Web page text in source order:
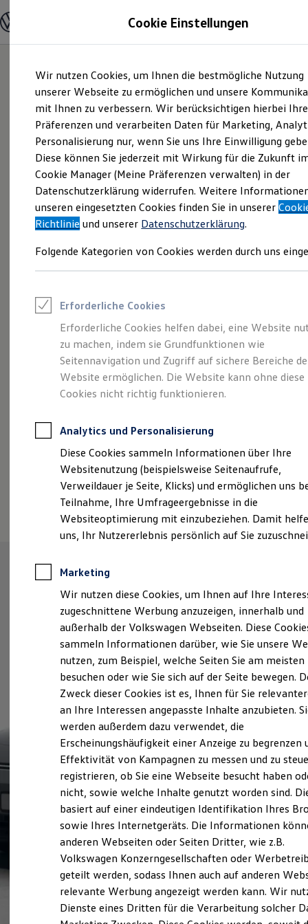
Hauptinhalt
springen
Footer
springen
Modelle und Konfigurator
Modelle vergleichen
Elektroautos
ENERGY Sondermodelle
Nutzfahrzeuge
SUV und CUV
Familienautos
Kombis
Kompaktwagen
Sportwagen
Schnell verfügbare Fahrzeuge
Angebote und Produkte
Aktuelle Angebote
E-Auto-Förderung
Volkswagen Marktplatz
Junge Gebrauchtwagen und Gebrauchtwagen
Saisonangebote
Leasing
Leasing-Angebote
Gebrauchtwagen Leasing
Junge Gebrauchtwagen-Leasing
Elektroauto Leasing
Kleinwagen-Leasing
Leasing ohne Anzahlung
Autokredit mit Schlussrate
Versicherungen und Garantien
Kfz-Versicherung
Restschuldversicherungen
Garantien
Wartungsverträge
Geschäftskunden
Professional Class bei Volkswagen
Großkunden
Behörden
Anpfiff zum Gewinn
Elektroautos
ID. Tutorials
Elektrofahrzeugkonzepte
Reichweite
Reichweite der ID. Modelle
Reichweite im Winter
Laden
Laden unterwegs
Laden Zuhause
Ladezeitensimulator
Batterie
Sicherheit
Garantie und Lebensdauer
Nachhaltigkeit
Technologie
Kosten und Kauf
Verbrauchskosten
Kaufoptionen
E-Auto-Förderung
Software und Konnektivität
Die ID. Software 6
ID. Software Versionen und Updates
Digitale Extras
Schnittstellen zu Ihrem ID.
Der ID.7 Tourer
Impressum & Rechtliches
Cookie Einstellungen
Wir nutzen Cookies, um Ihnen die bestmögliche Nutzung
unserer Webseite zu ermöglichen und unsere
mit Ihnen zu verbessern. Wir berücksichtigen hierbei Ihre
Präferenzen und verarbeiten Daten für Marketing,
Personalisierung nur, wenn Sie uns Ihre Einwilligung
Diese können Sie jederzeit mit Wirkung für die Zukunft
Cookie Manager (Meine Präferenzen verwalten) in der
Datenschutzerklärung widerrufen. Weitere
unseren eingesetzten Cookies finden Sie in unserer
Richtlinie und unserer Datenschutzerklärung.
Folgende Kategorien von Cookies werden durch uns
Erforderliche Cookies
Erforderliche Cookies helfen dabei, eine Website
zu machen, indem sie Grundfunktionen wie
Seitennavigation und Zugriff auf sichere Bereiche
Website ermöglichen. Die Website kann ohne diese
Cookies nicht richtig funktionieren.
Analytics und Personalisierung
Diese Cookies sammeln Informationen über Ihre
Websitenutzung (beispielsweise Seitenaufrufe,
Verweildauer je Seite, Klicks) und ermöglichen uns
Teilnahme, Ihre Umfrageergebnisse in die
Websiteoptimierung mit einzubeziehen. Damit
uns, Ihr Nutzererlebnis persönlich auf Sie
Marketing
Wir nutzen diese Cookies, um Ihnen auf Ihre
zugeschnittene Werbung anzuzeigen, innerhalb und
außerhalb der Volkswagen Webseiten. Diese
sammeln Informationen darüber, wie Sie unsere
nutzen, zum Beispiel, welche Seiten Sie am meisten
besuchen oder wie Sie sich auf der Seite bewegen.
Zweck dieser Cookies ist es, Ihnen für Sie
an Ihre Interessen angepasste Inhalte anzubieten.
werden außerdem dazu verwendet, die
Erscheinungshäufigkeit einer Anzeige zu begrenzen
Effektivität von Kampagnen zu messen und zu
registrieren, ob Sie eine Webseite besucht haben
nicht, sowie welche Inhalte genutzt worden sind.
basiert auf einer eindeutigen Identifikation Ihres
sowie Ihres Internetgeräts. Die Informationen
anderen Webseiten oder Seiten Dritter, wie z.B.
Volkswagen Konzerngesellschaften oder
geteilt werden, sodass Ihnen auch auf anderen
relevante Werbung angezeigt werden kann. Wir
Dienste eines Dritten für die Verarbeitung solcher